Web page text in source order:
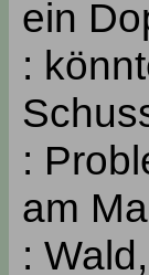
ein
:
:
am
: